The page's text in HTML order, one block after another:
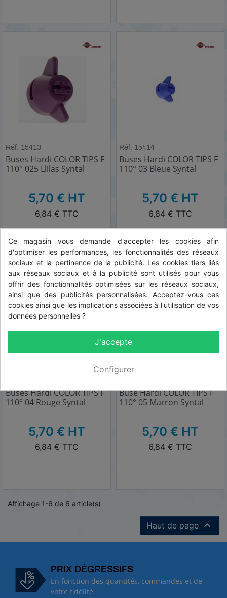
Réf: 15413
Buses Hardi COLOR TIPS F
110° 025 Llilas Syntal
5,70 € HT
6,84 € TTC
Réf: 15414
Buses Hardi COLOR TIPS F
110° 03 Bleue Syntal
5,70 € HT
6,84 € TTC
Buses Hardi COLOR TIPS F
110° 04 Rouge Syntal
5,70 € HT
6,84 € TTC
Buse Hardi COLOR TIPS F
110° 05 Marron Syntal
5,70 € HT
6,84 € TTC
Affichage 1-6 de 6 article(s)
Haut de page 
PRIX DÉGRESSIFS
En fonction des quantités, commandes et de
votre fidélité
Ce magasin vous demande d'accepter les cookies afin
d'optimiser les performances, les fonctionnalités des réseaux
sociaux et la pertinence de la publicité. Les cookies tiers liés
aux réseaux sociaux et à la publicité sont utilisés pour vous
offrir des fonctionnalités optimisées sur les réseaux sociaux,
ainsi que des publicités personnalisées. Acceptez-vous ces
cookies ainsi que les implications associées à l'utilisation de vos
données personnelles ?
J'accepte
Configurer